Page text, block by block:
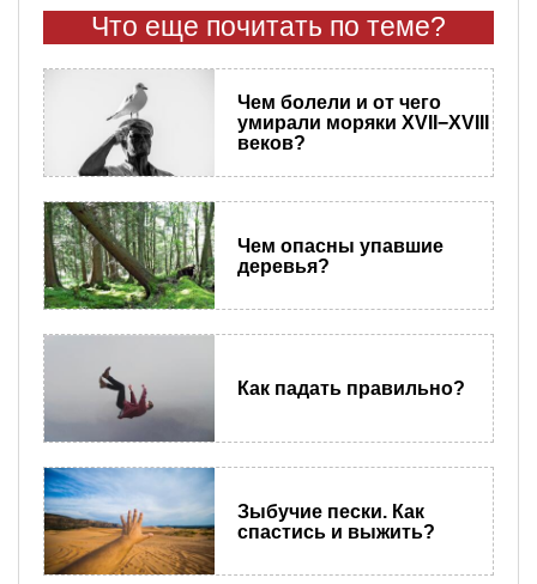
Что еще почитать по теме?
Чем болели и от чего
умирали моряки XVII−XVIII
веков?
Чем опасны упавшие
деревья?
Как падать правильно?
Зыбучие пески. Как
спастись и выжить?